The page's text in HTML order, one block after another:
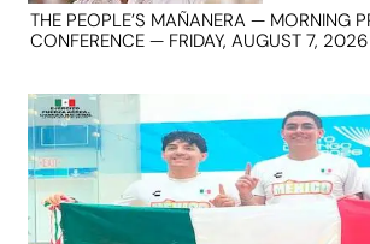
THE PEOPLE’S MAÑANERA — MORNING
CONFERENCE — FRIDAY, AUGUST 7, 2026